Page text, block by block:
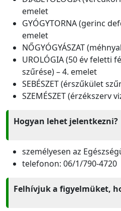
emelet
GYÓGYTORNA (gerinc
emelet
NŐGYÓGYÁSZAT
UROLÓGIA (50 év feletti
szűrése) – 4. emelet
SEBÉSZET (érszűkület
SZEMÉSZET (érzékszerv
Hogyan lehet jelentkezni?
személyesen az
telefonon: 06/1/790-4720
Felhívjuk a figyelmüket,